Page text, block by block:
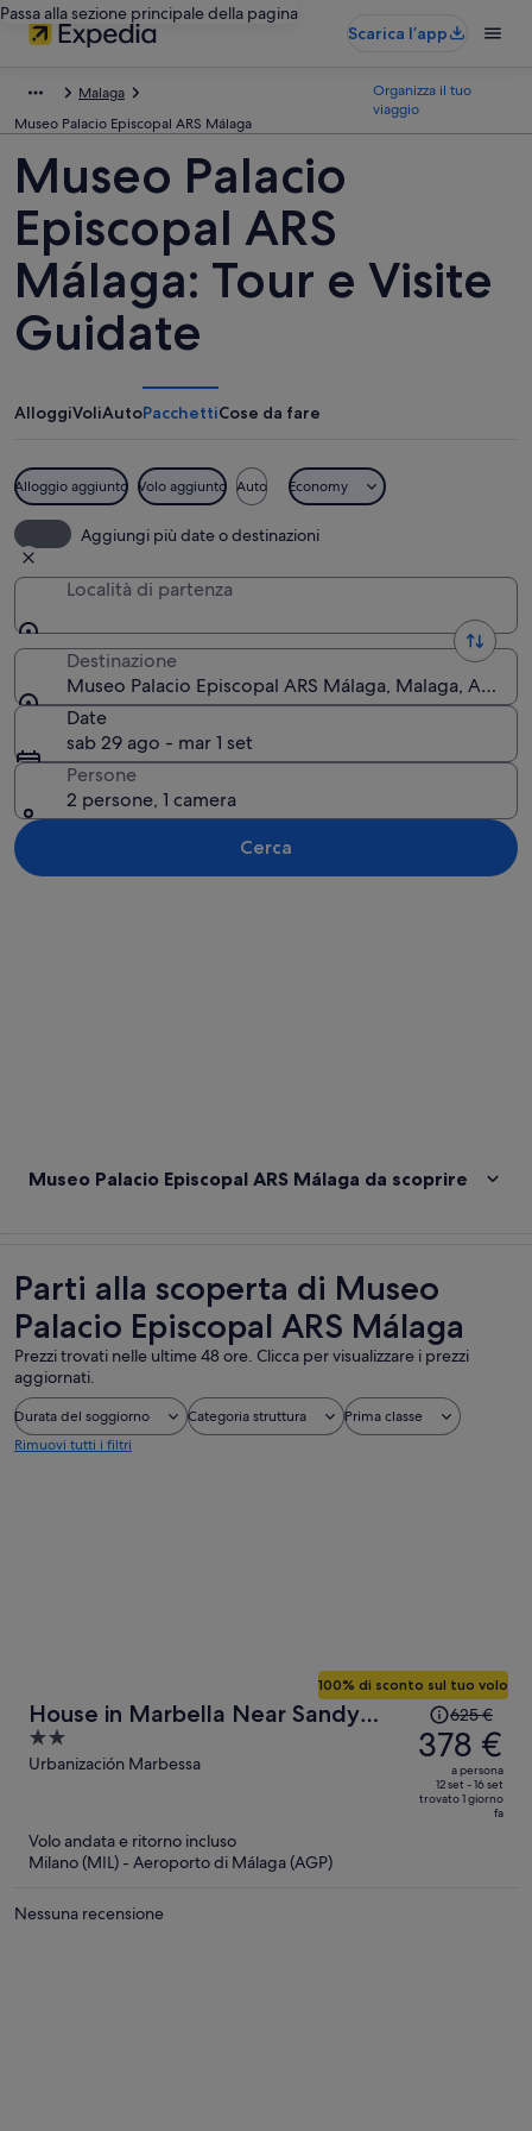
Passa alla sezione principale della pagina
Scarica l’app
Malaga
Museo Palacio Episcopal ARS Málaga
Organizza il tuo
viaggio
Museo Palacio
Episcopal ARS
Málaga: Tour e Visite
Guidate
AlloggiVoliAutoPacchettiCose da fare
Alloggio aggiunto Volo aggiunto Auto Economy
Aggiungi più date o destinazioni
Località di partenza
Destinazione
Museo Palacio Episcopal ARS Málaga, Malaga,
Date
sab 29 ago - mar 1 set
Persone
2 persone, 1 camera
Cerca
Museo Palacio Episcopal ARS Málaga da scoprire
Parti alla scoperta di Museo
Palacio Episcopal ARS Málaga
Prezzi trovati nelle ultime 48 ore. Clicca per visualizzare i prezzi
aggiornati.
Durata del soggiorno Categoria struttura
Prima classe
Rimuovi tutti i filtri
House in Marbella Near Sandy
Beach
2
out
Urbanización Marbessa
100% di sconto sul tuo volo
prezzo
era
625 €,
ora
625 €
378 €
a persona
12 set - 16 set
trovato 1 giorno
fa
Volo andata e ritorno incluso
Milano (MIL) - Aeroporto di Málaga (AGP)
Nessuna recensione